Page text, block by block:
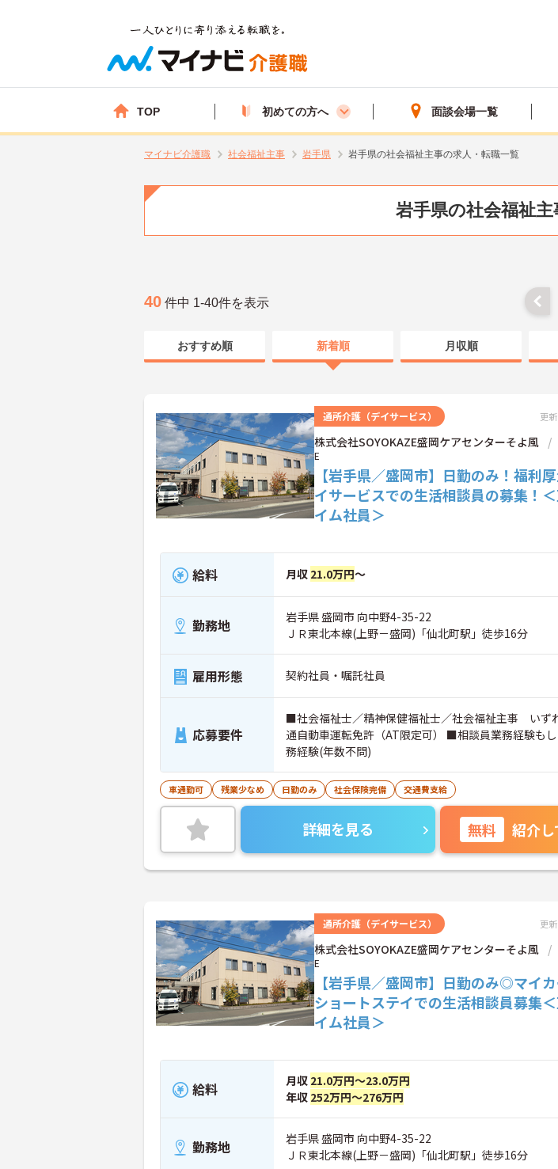
TOP 初めての方へ 面談会場一覧
マイナビ介護職 社会福祉主事 岩手県 岩手県の社会福祉主事の求人・転職一覧
岩手県の社会福祉主
40 件中 1-40件を表示
おすすめ順 新着順 月収順
通所介護（デイサービス） 更
株式会社SOYOKAZE盛岡ケアセンターそよ風
E
【岩手県／盛岡市】日勤のみ！福利
イサービスでの生活相談員の募集！
イム社員＞
給料 月収 21.0万円～
勤務地
岩手県 盛岡市 向中野4-35-22
ＪＲ東北本線(上野－盛岡)「仙北町駅」徒歩16分
雇用形態 契約社員・嘱託社員
応募要件
■社会福祉士／精神保健福祉士／社会福祉主事 いず
通自動車運転免許（AT限定可） ■相談員業務経験も
務経験(年数不問)
車通勤可 残業少なめ 日勤のみ 社会保険完備 交通費支給
詳細を見る 無料 紹介し
通所介護（デイサービス） 更
株式会社SOYOKAZE盛岡ケアセンターそよ風
E
【岩手県／盛岡市】日勤のみ◎マイ
ショートステイでの生活相談員募集
イム社員＞
給料 月収 21.0万円～23.0万円
年収 252万円～276万円
勤務地
岩手県 盛岡市 向中野4-35-22
ＪＲ東北本線(上野－盛岡)「仙北町駅」徒歩16分